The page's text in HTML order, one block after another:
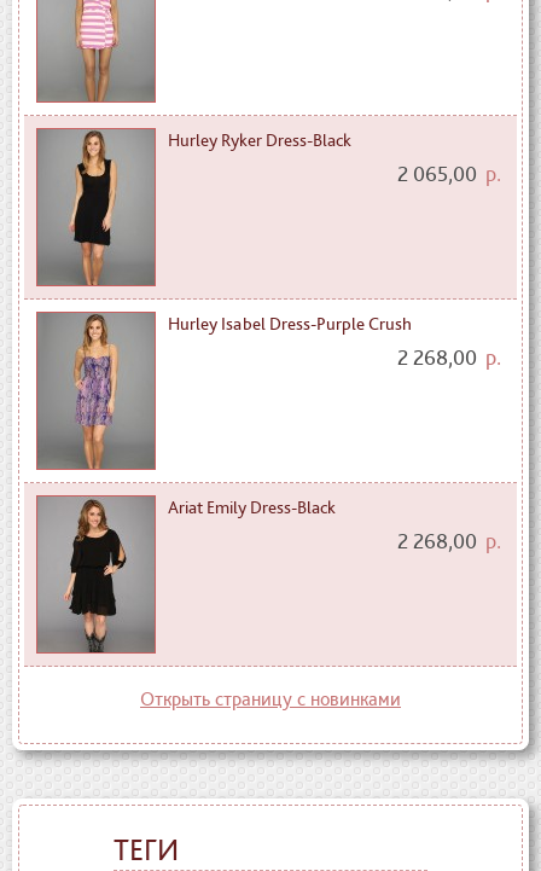
Hurley Ryker Dress-Black
2 065,00 р.
Hurley Isabel Dress-Purple Crush
2 268,00 р.
Ariat Emily Dress-Black
2 268,00 р.
Открыть страницу с новинками
ТЕГИ